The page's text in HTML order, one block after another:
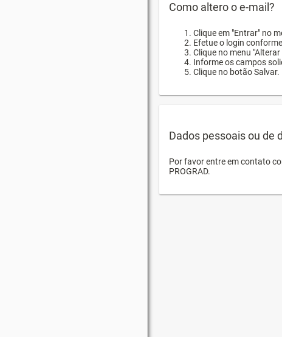
Como altero o e-mail?
Clique em "Entrar" no
Efetue o login
Clique no menu "Alterar
Informe os campos
Clique no botão Salvar.
Dados pessoais ou de
Por favor entre em contato
PROGRAD.